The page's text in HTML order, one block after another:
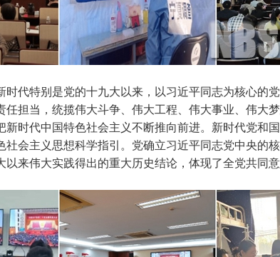
代特别是党的十九大以来，以习近平同志为核心的
担当，统揽伟大斗争、伟大工程、伟大事业、伟大
时代中国特色社会主义不断推向前进。新时代党和
会主义思想科学指引。党确立习近平同志党中央的
来伟大实践得出的重大历史结论，体现了全党共同